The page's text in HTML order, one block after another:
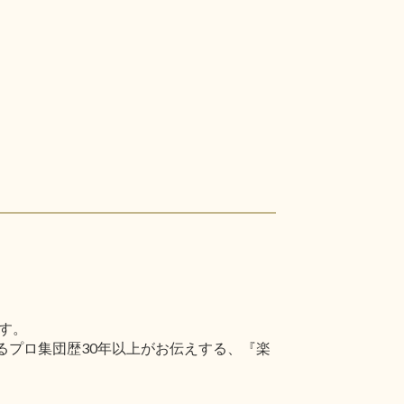
。
ロ集団歴30年以上がお伝えする、『楽